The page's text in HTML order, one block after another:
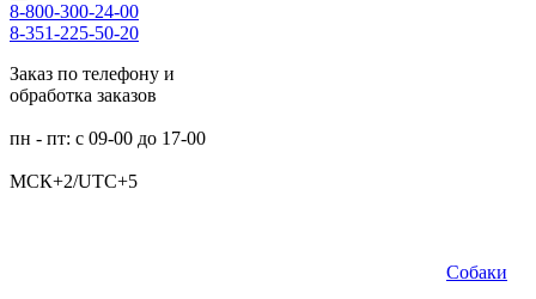
8-800-300-24-00
8-351-225-50-20
Заказ по телефону и
обработка заказов
пн - пт: с 09-00 до 17-00
МСК+2/UTC+5
Собаки